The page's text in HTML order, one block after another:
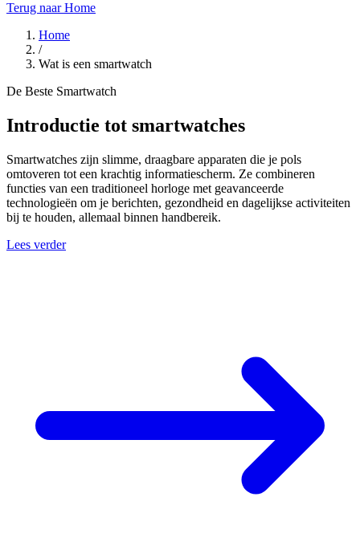
Terug naar Home
Home
/
Wat is een smartwatch
De Beste Smartwatch
Introductie tot smartwatches
Smartwatches zijn slimme, draagbare apparaten die je pols
omtoveren tot een krachtig informatiescherm. Ze combineren
functies van een traditioneel horloge met geavanceerde
technologieën om je berichten, gezondheid en dagelijkse activiteiten
bij te houden, allemaal binnen handbereik.
Lees verder